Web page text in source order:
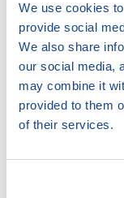
We use cookies
provide social
We also share
our social media,
may combine it
provided to them
of their services.
Poradenství v
Poskytování
Psaní návrhů,
prostředků k
Cílová
Kdokoli
Lidé s